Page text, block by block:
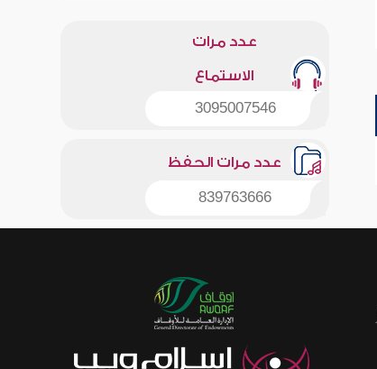
عدد مرات
الاستماع
3095007546
عدد مرات الحفظ
839763666